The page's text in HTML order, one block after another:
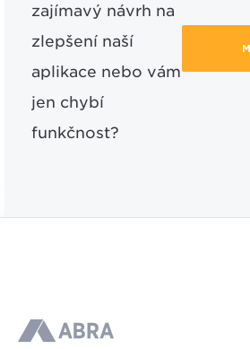
zajímavý návrh na
zlepšení naší
aplikace nebo vám
jen chybí
funkčnost?
ABRA